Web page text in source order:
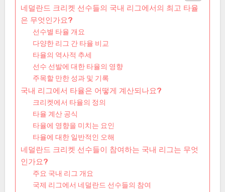
네덜란드 크리켓 선수들의 국내 리그에서의 최고 타율
은 무엇인가요?
선수별 타율 개요
다양한 리그 간 타율 비교
타율의 역사적 추세
선수 선발에 대한 타율의 영향
주목할 만한 성과 및 기록
국내 리그에서 타율은 어떻게 계산되나요?
크리켓에서 타율의 정의
타율 계산 공식
타율에 영향을 미치는 요인
타율에 대한 일반적인 오해
네덜란드 크리켓 선수들이 참여하는 국내 리그는 무엇
인가요?
주요 국내 리그 개요
국제 리그에서 네덜란드 선수들의 참여